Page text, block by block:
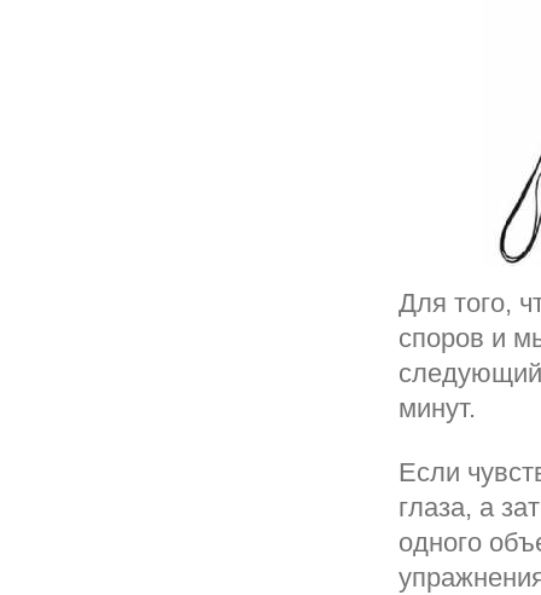
Для того,
споров и
следующий
минут.
Если
глаза, а
одного